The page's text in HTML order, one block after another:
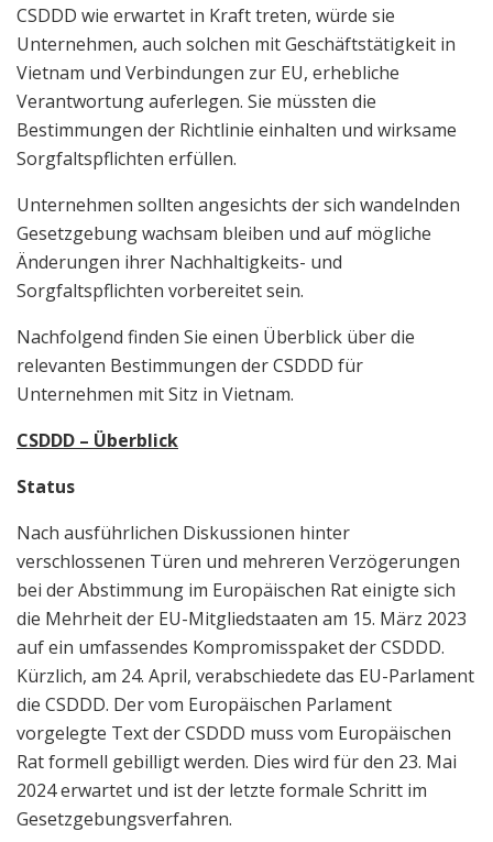
CSDDD wie erwartet in Kraft treten, würde sie
Unternehmen, auch solchen mit Geschäftstätigkeit in
Vietnam und Verbindungen zur EU, erhebliche
Verantwortung auferlegen. Sie müssten die
Bestimmungen der Richtlinie einhalten und wirksame
Sorgfaltspflichten erfüllen.
Unternehmen sollten angesichts der sich wandelnden
Gesetzgebung wachsam bleiben und auf mögliche
Änderungen ihrer Nachhaltigkeits- und
Sorgfaltspflichten vorbereitet sein.
Nachfolgend finden Sie einen Überblick über die
relevanten Bestimmungen der CSDDD für
Unternehmen mit Sitz in Vietnam.
CSDDD – Überblick
Status
Nach ausführlichen Diskussionen hinter
verschlossenen Türen und mehreren Verzögerungen
bei der Abstimmung im Europäischen Rat einigte sich
die Mehrheit der EU-Mitgliedstaaten am 15. März 2023
auf ein umfassendes Kompromisspaket der CSDDD.
Kürzlich, am 24. April, verabschiedete das EU-Parlament
die CSDDD. Der vom Europäischen Parlament
vorgelegte Text der CSDDD muss vom Europäischen
Rat formell gebilligt werden. Dies wird für den 23. Mai
2024 erwartet und ist der letzte formale Schritt im
Gesetzgebungsverfahren.